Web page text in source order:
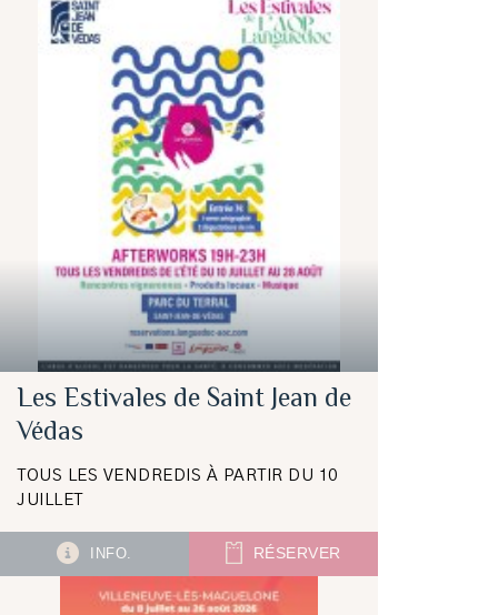
Les Estivales de Saint Jean de
Védas
TOUS LES VENDREDIS À PARTIR DU 10
JUILLET
INFO. RÉSERVER